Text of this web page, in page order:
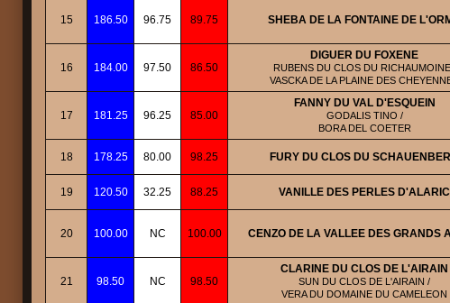
15 186.50 96.75 89.75 SHEBA DE LA FONTAINE DE
16 184.00 97.50 86.50
DIGUER DU FOXENE
RUBENS DU CLOS DU
VASCKA DE LA PLAINE DES
17 181.25 96.25 85.00
FANNY DU VAL D'ESQUEIN
GODALIS TINO /
BORA DEL COETER
18 178.25 80.00 98.25 FURY DU CLOS DU
19 120.50 32.25 88.25 VANILLE DES PERLES D'ALARIC
20 100.00 NC 100.00 CENZO DE LA VALLEE DES GRANDS
21 98.50 NC 98.50
CLARINE DU CLOS DE L'AIRAIN
SUN DU CLOS DE L'AIRAIN /
VERA DU DOMAINE DU CAMELEON